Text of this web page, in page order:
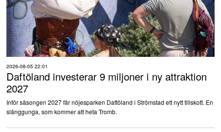
2026-08-05 22:01
Daftöland investerar 9 miljoner i ny attraktion
2027
Inför säsongen 2027 får nöjesparken Daftöland i Strömstad ett nytt tillskott. En
slänggunga, som kommer att heta Tromb.